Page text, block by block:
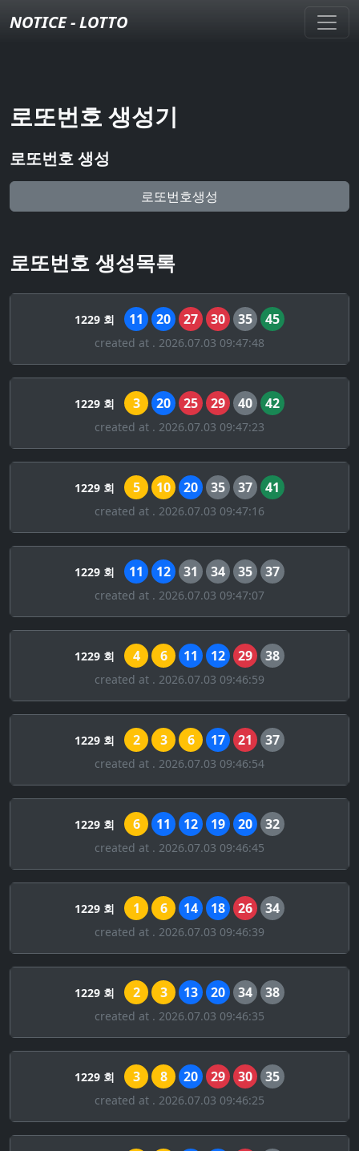
NOTICE - LOTTO
로또번호 생성기
로또번호 생성
로또번호생성
로또번호 생성목록
1229 회 11 20 27 30 35 45
created at . 2026.07.03 09:47:48
1229 회 3 20 25 29 40 42
created at . 2026.07.03 09:47:23
1229 회 5 10 20 35 37 41
created at . 2026.07.03 09:47:16
1229 회 11 12 31 34 35 37
created at . 2026.07.03 09:47:07
1229 회 4 6 11 12 29 38
created at . 2026.07.03 09:46:59
1229 회 2 3 6 17 21 37
created at . 2026.07.03 09:46:54
1229 회 6 11 12 19 20 32
created at . 2026.07.03 09:46:45
1229 회 1 6 14 18 26 34
created at . 2026.07.03 09:46:39
1229 회 2 3 13 20 34 38
created at . 2026.07.03 09:46:35
1229 회 3 8 20 29 30 35
created at . 2026.07.03 09:46:25